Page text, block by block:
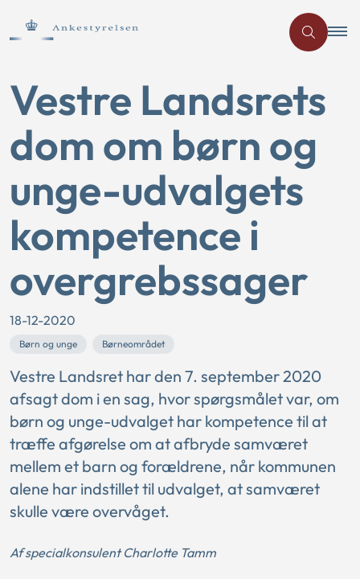
Vestre Landsrets
dom om børn og
unge-udvalgets
kompetence i
overgrebssager
18-12-2020
Børn og unge Børneområdet
Vestre Landsret har den 7. september 2020
afsagt dom i en sag, hvor spørgsmålet var, om
børn og unge-udvalget har kompetence til at
træffe afgørelse om at afbryde samværet
mellem et barn og forældrene, når kommunen
alene har indstillet til udvalget, at samværet
skulle være overvåget.
Af specialkonsulent Charlotte Tamm